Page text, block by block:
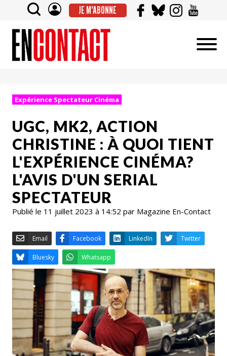
JE M'ABONNE
Expérience Spectateur Cinéma
UGC, MK2, ACTION
CHRISTINE : À QUOI TIENT
L'EXPÉRIENCE CINÉMA?
L'AVIS D'UN SERIAL
SPECTATEUR
Publié le 11 juillet 2023 à 14:52 par Magazine En-Contact
Email Facebook LinkedIn
Bluesky Whatsapp